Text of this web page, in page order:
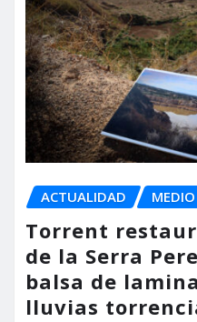
ACTUALIDAD
Torrent
de la Serra
balsa de
lluvias